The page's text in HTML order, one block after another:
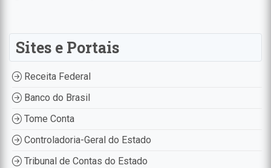
Sites e Portais
Receita Federal
Banco do Brasil
Tome Conta
Controladoria-Geral do Estado
Tribunal de Contas do Estado